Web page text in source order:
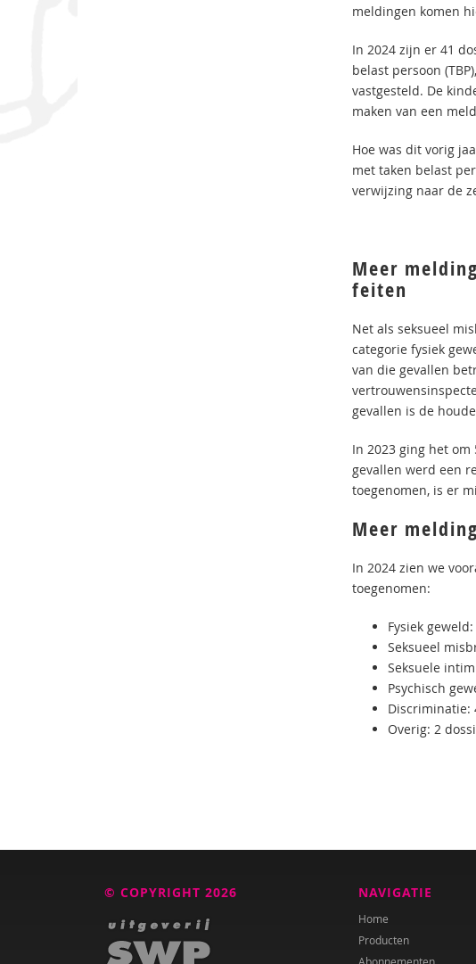
meldingen komen
In 2024 zijn er 41
belast persoon
vastgesteld. De
maken van een
Hoe was dit vorig
met taken belast
verwijzing naar de
Meer
feiten
Net als seksueel
categorie fysiek
van die gevallen
gevallen is de
In 2023 ging het
gevallen werd een
toegenomen, is er
Meer
In 2024 zien we
toegenomen:
Fysiek
Seksueel
Seksuele
Psychisch
Discriminatie:
Overig: 2
© COPYRIGHT 2026 NAVIGATIE
Home
Producten